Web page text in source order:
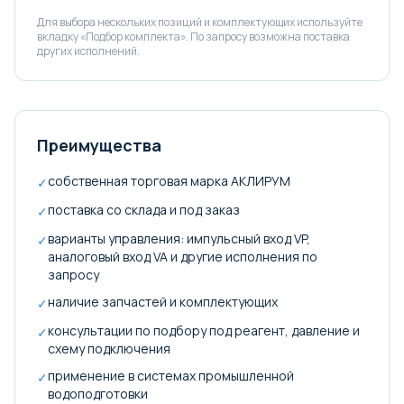
Для выбора нескольких позиций и комплектующих используйте
вкладку «Подбор комплекта». По запросу возможна поставка
других исполнений.
Преимущества
✓собственная торговая марка АКЛИРУМ
✓поставка со склада и под заказ
✓варианты управления: импульсный вход VP,
аналоговый вход VA и другие исполнения по
запросу
✓наличие запчастей и комплектующих
✓консультации по подбору под реагент, давление и
схему подключения
✓применение в системах промышленной
водоподготовки